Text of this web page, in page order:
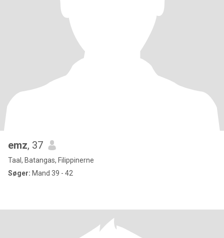
emz, 37
Taal, Batangas, Filippinerne
Søger: Mand 39 - 42